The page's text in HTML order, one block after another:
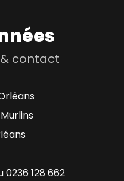
contact
Murlins
0236 128 662